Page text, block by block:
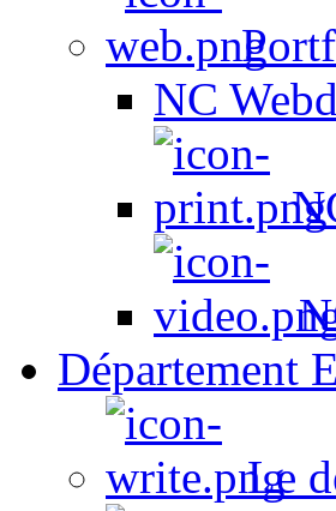
NC
Département
Le